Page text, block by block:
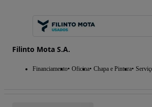
Filinto Mota S.A.
Financiamento Oficina Chapa e Pintura